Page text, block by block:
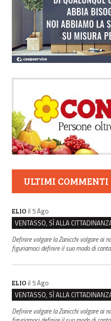
ULTIMI COMMENTI
ELIO il 5 Ago
Definire volgare la Zanicchi volgare ai
figuriamoci definire il suo modo di
ELIO il 5 Ago
Definire volgare la Zanicchi volgare ai